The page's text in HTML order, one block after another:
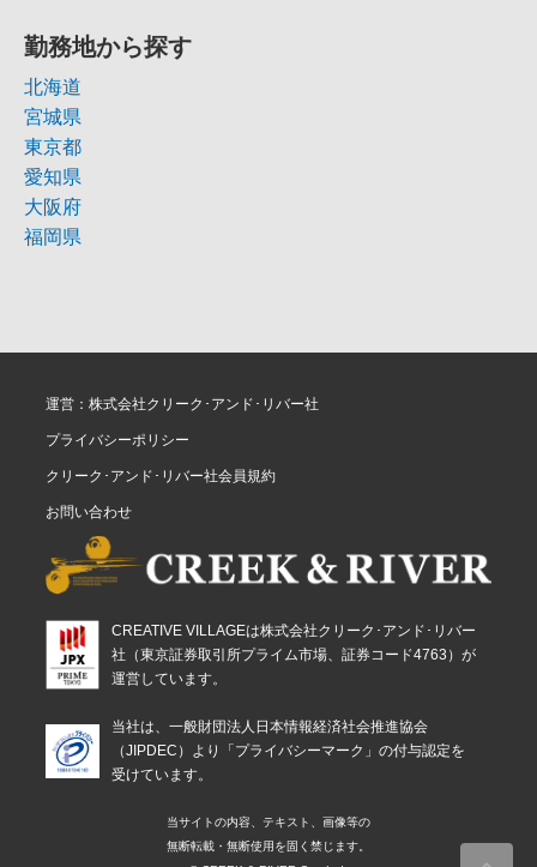
勤務地から探す
北海道
宮城県
東京都
愛知県
大阪府
福岡県
運営：株式会社クリーク･アンド･リバー社
プライバシーポリシー
クリーク･アンド･リバー社会員規約
お問い合わせ
CREATIVE VILLAGEは株式会社クリーク･アンド･リバー
社（東京証券取引所プライム市場、証券コード4763）が
運営しています。
当社は、一般財団法人日本情報経済社会推進協会
（JIPDEC）より「プライバシーマーク」の付与認定を
受けています。
当サイトの内容、テキスト、画像等の
無断転載・無断使用を固く禁じます。